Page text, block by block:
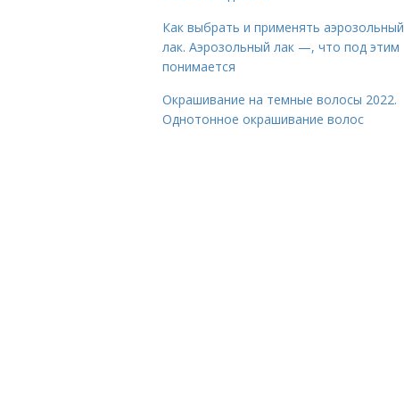
Как выбрать и применять аэрозольный
лак. Аэрозольный лак —, что под этим
понимается
Окрашивание на темные волосы 2022.
Однотонное окрашивание волос